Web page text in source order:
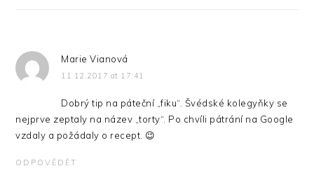
Marie Vianová
11.12.2017 at 17:41
Dobrý tip na páteční „fiku“. Švédské kolegyňky se
nejprve zeptaly na název „torty“. Po chvíli pátrání na Google
vzdaly a požádaly o recept. 😉
ODPOVĚDĚT